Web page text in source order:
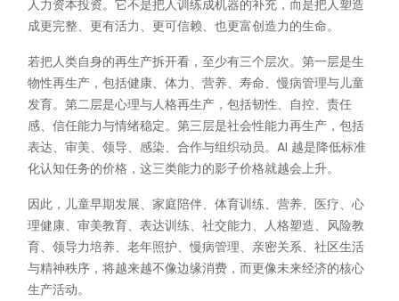
人力资本投资。它不是把人训练成机器的补充，而是把人塑造
成更完整、更有活力、更可信赖、也更富创造力的生命。
若把人类自身的再生产拆开看，至少有三个层次。第一层是生
物性再生产，包括健康、体力、营养、寿命、慢病管理与儿童
发育。第二层是心理与人格再生产，包括韧性、自控、责任
感、信任能力与情绪稳定。第三层是社会性能力再生产，包括
表达、审美、领导、感染、合作与组织动员。AI 越是降低标准
化认知任务的价格，这三类能力的影子价格就越会上升。
因此，儿童早期发展、家庭陪伴、体育训练、营养、医疗、心
理健康、审美教育、表达训练、社交能力、人格塑造、风险教
育、领导力培养、老年照护、慢病管理、亲密关系、社区生活
与精神秩序，将越来越不像边缘消费，而更像未来经济的核心
生产活动。